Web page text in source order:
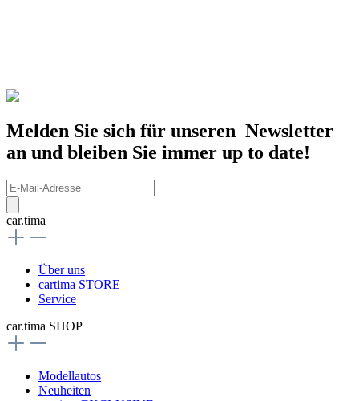
Melden Sie sich für unseren Newsletter
an und bleiben Sie immer up to date!
car.tima
Über uns
cartima STORE
Service
car.tima SHOP
Modellautos
Neuheiten